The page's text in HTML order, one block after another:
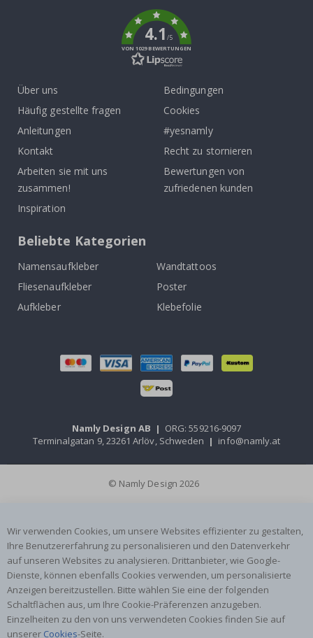
4.1/5
VON 1029 BEWERTUNGEN
Über uns
Häufig gestellte fragen
Anleitungen
Kontakt
Arbeiten sie mit uns
zusammen!
Inspiration
Bedingungen
Cookies
#yesnamly
Recht zu stornieren
Bewertungen von
zufriedenen kunden
Beliebte Kategorien
Namensaufkleber
Wandtattoos
Fliesenaufkleber
Poster
Aufkleber
Klebefolie
Namly Design AB | ORG: 559216-9097
Terminalgatan 9, 23261 Arlöv, Schweden | info@namly.at
© Namly Design 2026
Wir verwenden Cookies, um unsere Websites effizienter zu gestalten,
Ihre Benutzererfahrung zu personalisieren und den Datenverkehr
auf unseren Websites zu analysieren. Drittanbieter, wie Google-
Dienste, können ebenfalls Cookies verwenden, um personalisierte
Anzeigen bereitzustellen. Bitte wählen Sie eine der folgenden
Schaltflächen aus, um Ihre Cookie-Präferenzen anzugeben.
Einzelheiten zu den von uns verwendeten Cookies finden Sie auf
unserer Cookies-Seite.